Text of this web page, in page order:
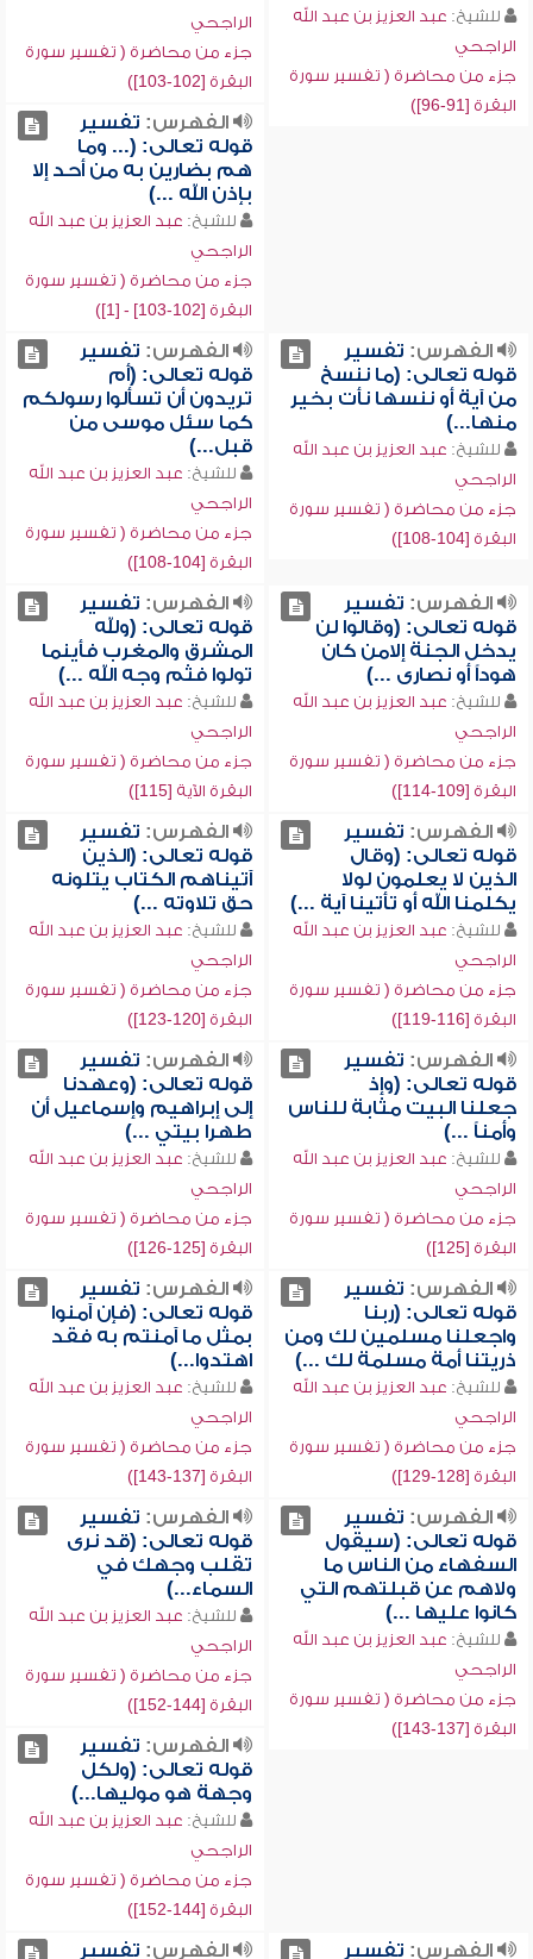
للشيخ: عبد العزيز بن عبد الله
الراجحي
جزء من محاضرة ( تفسير سورة
البقرة [91-96])
الراجحي
جزء من محاضرة ( تفسير سورة
البقرة [102-103])
الفهرس: تفسير
قوله تعالى: (... وما
هم بضارين به من أحد إلا
بإذن الله ...)
للشيخ: عبد العزيز بن عبد الله
الراجحي
جزء من محاضرة ( تفسير سورة
البقرة [102-103] - [1])
الفهرس: تفسير
قوله تعالى: (ما ننسخ
من آية أو ننسها نأت بخير
منها...)
للشيخ: عبد العزيز بن عبد الله
الراجحي
جزء من محاضرة ( تفسير سورة
البقرة [104-108])
الفهرس: تفسير
قوله تعالى: (أم
تريدون أن تسألوا رسولكم
كما سئل موسى من
قبل...)
للشيخ: عبد العزيز بن عبد الله
الراجحي
جزء من محاضرة ( تفسير سورة
البقرة [104-108])
الفهرس: تفسير
قوله تعالى: (وقالوا لن
يدخل الجنة إلامن كان
هوداً أو نصارى ...)
للشيخ: عبد العزيز بن عبد الله
الراجحي
جزء من محاضرة ( تفسير سورة
البقرة [109-114])
الفهرس: تفسير
قوله تعالى: (ولله
المشرق والمغرب فأينما
تولوا فثم وجه الله ...)
للشيخ: عبد العزيز بن عبد الله
الراجحي
جزء من محاضرة ( تفسير سورة
البقرة الآية [115])
الفهرس: تفسير
قوله تعالى: (وقال
الذين لا يعلمون لولا
يكلمنا الله أو تأتينا آية ...)
للشيخ: عبد العزيز بن عبد الله
الراجحي
جزء من محاضرة ( تفسير سورة
البقرة [116-119])
الفهرس: تفسير
قوله تعالى: (الذين
آتيناهم الكتاب يتلونه
حق تلاوته ...)
للشيخ: عبد العزيز بن عبد الله
الراجحي
جزء من محاضرة ( تفسير سورة
البقرة [120-123])
الفهرس: تفسير
قوله تعالى: (وإذ
جعلنا البيت مثابة للناس
وأمناً ...)
للشيخ: عبد العزيز بن عبد الله
الراجحي
جزء من محاضرة ( تفسير سورة
البقرة [125])
الفهرس: تفسير
قوله تعالى: (وعهدنا
إلى إبراهيم وإسماعيل أن
طهرا بيتي ...)
للشيخ: عبد العزيز بن عبد الله
الراجحي
جزء من محاضرة ( تفسير سورة
البقرة [125-126])
الفهرس: تفسير
قوله تعالى: (ربنا
واجعلنا مسلمين لك ومن
ذريتنا أمة مسلمة لك ...)
للشيخ: عبد العزيز بن عبد الله
الراجحي
جزء من محاضرة ( تفسير سورة
البقرة [128-129])
الفهرس: تفسير
قوله تعالى: (فإن آمنوا
بمثل ما آمنتم به فقد
اهتدوا...)
للشيخ: عبد العزيز بن عبد الله
الراجحي
جزء من محاضرة ( تفسير سورة
البقرة [137-143])
الفهرس: تفسير
قوله تعالى: (سيقول
السفهاء من الناس ما
ولاهم عن قبلتهم التي
كانوا عليها ...)
للشيخ: عبد العزيز بن عبد الله
الراجحي
جزء من محاضرة ( تفسير سورة
البقرة [137-143])
الفهرس: تفسير
قوله تعالى: (قد نرى
تقلب وجهك في
السماء...)
للشيخ: عبد العزيز بن عبد الله
الراجحي
جزء من محاضرة ( تفسير سورة
البقرة [144-152])
الفهرس: تفسير
قوله تعالى: (ولكل
وجهة هو موليها...)
للشيخ: عبد العزيز بن عبد الله
الراجحي
جزء من محاضرة ( تفسير سورة
البقرة [144-152])
الفهرس: تفسير
الفهرس: تفسير